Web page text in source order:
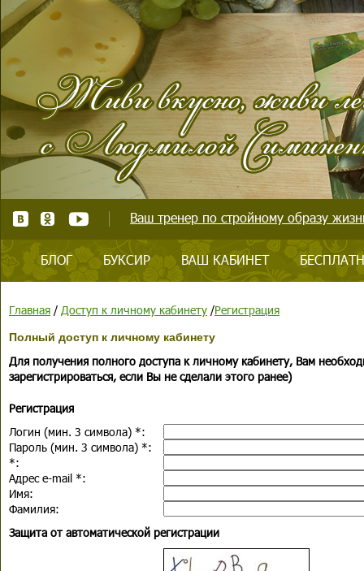
Ваш тренер по стройному образу
БЛОГ БУКСИР ВАШ КАБИНЕТ
Главная / Доступ к личному кабинету /Регистрация
Полный доступ к личному кабинету
Для получения полного доступа к личному кабинету, Вам
зарегистрироваться, если Вы не сделали этого ранее)
Регистрация
Логин (мин. 3 символа) *:
Пароль (мин. 3 символа) *:
*:
Адрес e-mail *:
Имя:
Фамилия:
Защита от автоматической регистрации